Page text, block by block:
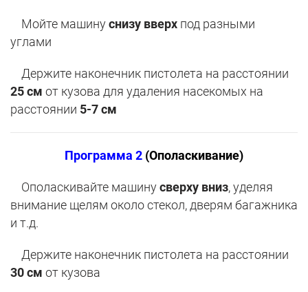
Мойте машинуснизу вверх под разными
углами
Держите наконечник пистолета на расстоянии
25 см от кузова для удаления насекомых на
расстоянии 5-7 см
Программа 2 (Ополаскивание)
Ополаскивайте машинусверху вниз, уделяя
внимание щелям около стекол, дверям багажника
и т.д.
Держите наконечник пистолета на расстоянии
30 см от кузова